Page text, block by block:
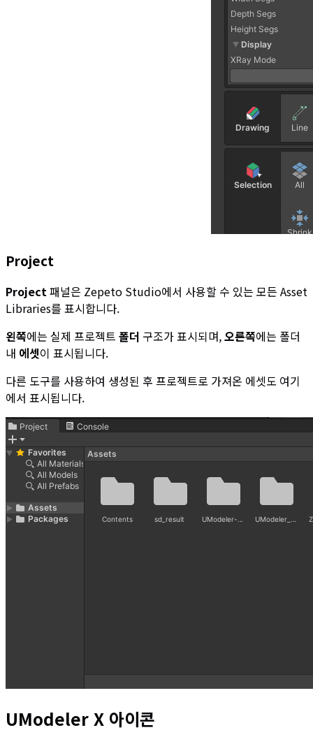
Project
Project패널은 Zepeto Studio에서 사용할 수 있는 모든 Asset
Libraries를 표시합니다.
왼쪽에는 실제 프로젝트 폴더 구조가 표시되며,오른쪽에는 폴더
내 에셋이 표시됩니다.
다른 도구를 사용하여 생성된 후 프로젝트로 가져온 에셋도 여기
에서 표시됩니다.
UModeler X 아이콘